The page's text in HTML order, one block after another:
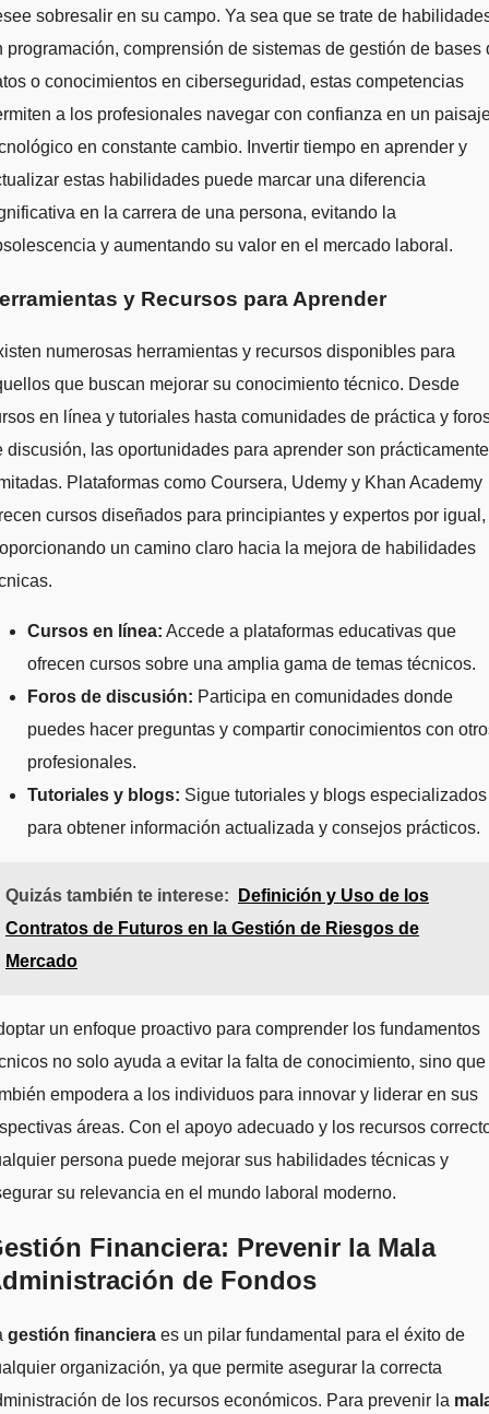
sobresalir en su campo. Ya sea que se trate de
programación, comprensión de sistemas de gestión de bases
o conocimientos en ciberseguridad, estas competencias
a los profesionales navegar con confianza en un
en constante cambio. Invertir tiempo en aprender y
estas habilidades puede marcar una diferencia
en la carrera de una persona, evitando la
y aumentando su valor en el mercado laboral.
y Recursos para Aprender
numerosas herramientas y recursos disponibles para
que buscan mejorar su conocimiento técnico. Desde
en línea y tutoriales hasta comunidades de práctica y
discusión, las oportunidades para aprender son prácticamente
Plataformas como Coursera, Udemy y Khan Academy
cursos diseñados para principiantes y expertos por igual,
un camino claro hacia la mejora de habilidades
Cursos en línea: Accede a plataformas educativas que
ofrecen cursos sobre una amplia gama de temas técnicos.
Foros de discusión: Participa en comunidades donde
puedes hacer preguntas y compartir conocimientos con
profesionales.
Tutoriales y blogs: Sigue tutoriales y blogs especializados
para obtener información actualizada y consejos prácticos.
Quizás también te interese:
Definición y Uso de los
Contratos de Futuros en la Gestión de Riesgos de
Mercado
un enfoque proactivo para comprender los fundamentos
no solo ayuda a evitar la falta de conocimiento, sino que
empodera a los individuos para innovar y liderar en sus
áreas. Con el apoyo adecuado y los recursos
persona puede mejorar sus habilidades técnicas y
su relevancia en el mundo laboral moderno.
Financiera: Prevenir la Mala
de Fondos
gestión financiera es un pilar fundamental para el éxito de
organización, ya que permite asegurar la correcta
de los recursos económicos. Para prevenir la